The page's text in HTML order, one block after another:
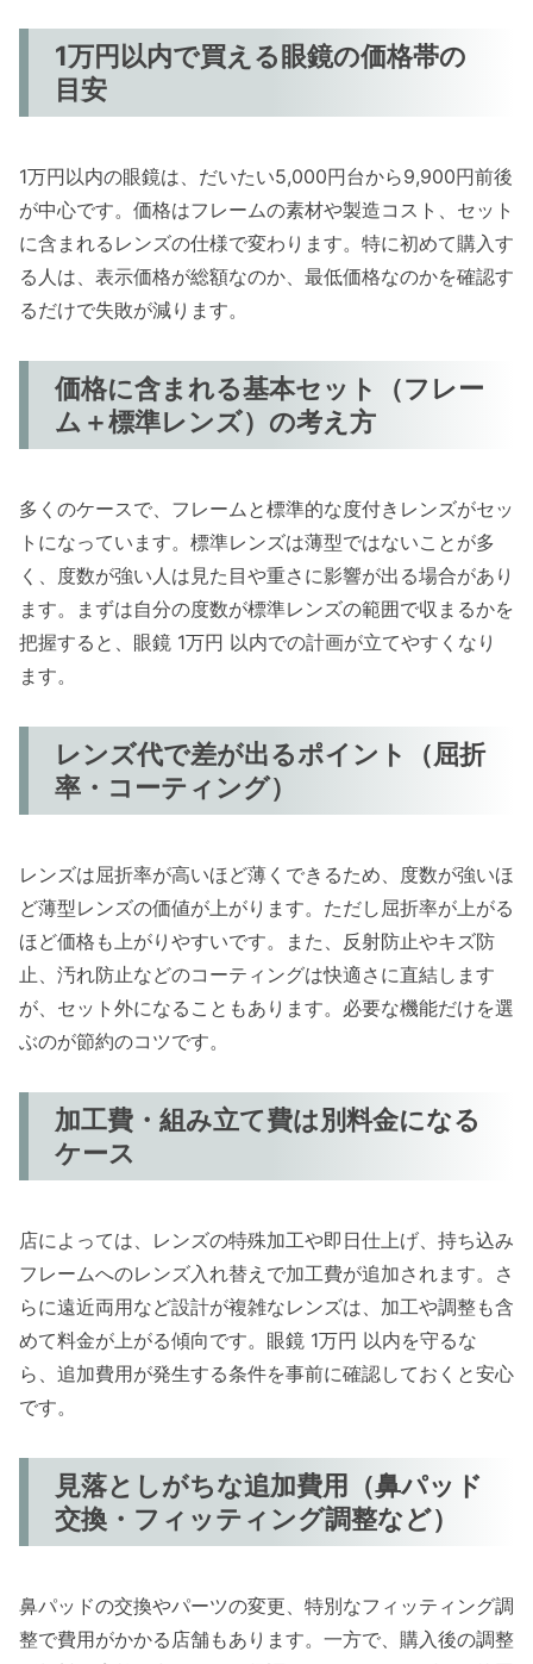
1万円以内で買える眼鏡の価格帯の
目安
1万円以内の眼鏡は、だいたい5,000円台から9,900円前後
が中心です。価格はフレームの素材や製造コスト、セット
に含まれるレンズの仕様で変わります。特に初めて購入す
る人は、表示価格が総額なのか、最低価格なのかを確認す
るだけで失敗が減ります。
価格に含まれる基本セット（フレー
ム＋標準レンズ）の考え方
多くのケースで、フレームと標準的な度付きレンズがセッ
トになっています。標準レンズは薄型ではないことが多
く、度数が強い人は見た目や重さに影響が出る場合があり
ます。まずは自分の度数が標準レンズの範囲で収まるかを
把握すると、眼鏡 1万円 以内での計画が立てやすくなり
ます。
レンズ代で差が出るポイント（屈折
率・コーティング）
レンズは屈折率が高いほど薄くできるため、度数が強いほ
ど薄型レンズの価値が上がります。ただし屈折率が上がる
ほど価格も上がりやすいです。また、反射防止やキズ防
止、汚れ防止などのコーティングは快適さに直結します
が、セット外になることもあります。必要な機能だけを選
ぶのが節約のコツです。
加工費・組み立て費は別料金になる
ケース
店によっては、レンズの特殊加工や即日仕上げ、持ち込み
フレームへのレンズ入れ替えで加工費が追加されます。さ
らに遠近両用など設計が複雑なレンズは、加工や調整も含
めて料金が上がる傾向です。眼鏡 1万円 以内を守るな
ら、追加費用が発生する条件を事前に確認しておくと安心
です。
見落としがちな追加費用（鼻パッド
交換・フィッティング調整など）
鼻パッドの交換やパーツの変更、特別なフィッティング調
整で費用がかかる店舗もあります。一方で、購入後の調整